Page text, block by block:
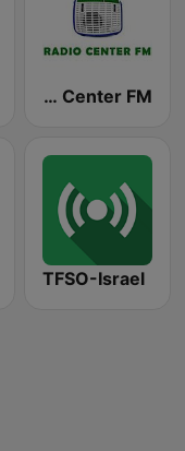
Radio Center FM
TFSO-Israel